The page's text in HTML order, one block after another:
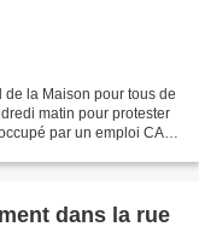
la Maison pour tous de
matin pour protester
par un emploi CAE
dans la rue